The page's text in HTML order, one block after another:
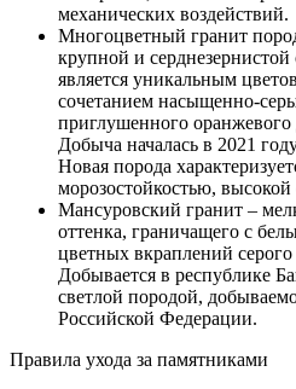
механических воздействий.
Многоцветный гранит
крупной и
является уникальным
сочетанием насыщенно-
приглушенного оранжевого
Добыча началась в 2021
Новая порода
морозостойкостью,
Мансуровский гранит –
оттенка, граничащего с
цветных вкраплений серого
Добывается в республике
светлой породой,
Российской Федерации.
Правила ухода за памятниками